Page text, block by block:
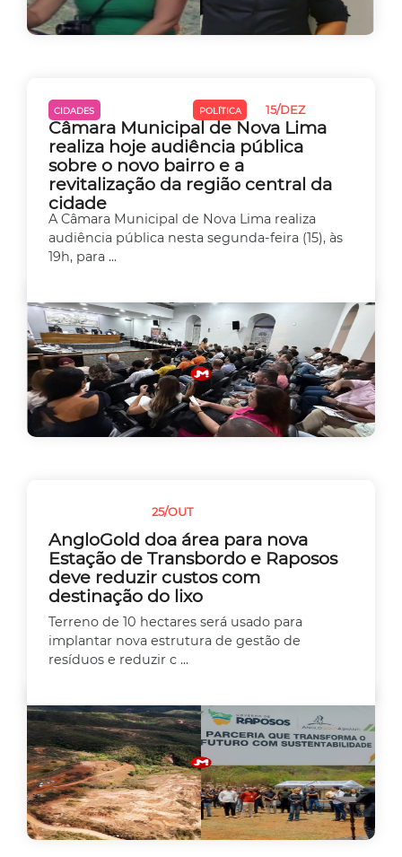
CIDADES POLÍTICA 15/DEZ
Câmara Municipal de Nova Lima
realiza hoje audiência pública
sobre o novo bairro e a
revitalização da região central da
cidade
A Câmara Municipal de Nova Lima realiza
audiência pública nesta segunda-feira (15), às
19h, para ...
25/OUT
AngloGold doa área para nova
Estação de Transbordo e Raposos
deve reduzir custos com
destinação do lixo
Terreno de 10 hectares será usado para
implantar nova estrutura de gestão de
resíduos e reduzir c ...